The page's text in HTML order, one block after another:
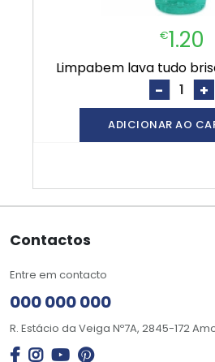
€1.20
limpabem lava tudo
- +
ADICIONAR AO
Contactos
Entre em contacto
000 000 000
R. Estácio da Veiga Nº7A, 2845-172